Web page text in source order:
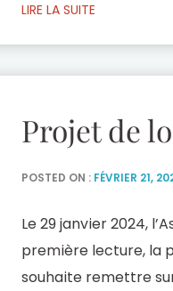
importante. Brahin
LIRE LA SUITE
Projet de
POSTED ON : FÉVRIER 21,
Le 29 janvier 2024,
première lecture, la
souhaite remettre